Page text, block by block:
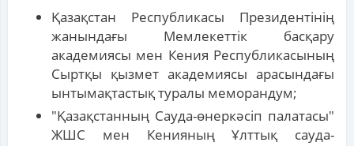
Қазақстан Республикасы Президентінің
жанындағы Мемлекеттік басқару
академиясы мен Кения Республикасының
Сыртқы қызмет академиясы арасындағы
ынтымақтастық туралы меморандум;
"Қазақстанның Сауда-өнеркәсіп палатасы"
ЖШС мен Кенияның Ұлттық сауда-